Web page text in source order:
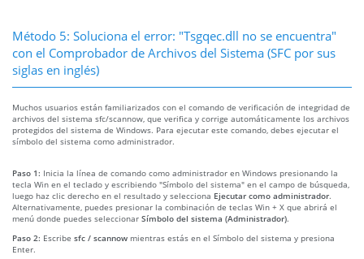
Método 5: Soluciona el error: "Tsgqec.dll no se encuentra"
con el Comprobador de Archivos del Sistema (SFC por sus
siglas en inglés)
Muchos usuarios están familiarizados con el comando de verificación de integridad de
archivos del sistema sfc/scannow, que verifica y corrige automáticamente los archivos
protegidos del sistema de Windows. Para ejecutar este comando, debes ejecutar el
símbolo del sistema como administrador.
Paso 1: Inicia la línea de comando como administrador en Windows presionando la
tecla Win en el teclado y escribiendo "Símbolo del sistema" en el campo de búsqueda,
luego haz clic derecho en el resultado y selecciona Ejecutar como administrador.
Alternativamente, puedes presionar la combinación de teclas Win + X que abrirá el
menú donde puedes seleccionar Símbolo del sistema (Administrador).
Paso 2: Escribe sfc / scannow mientras estás en el Símbolo del sistema y presiona
Enter.